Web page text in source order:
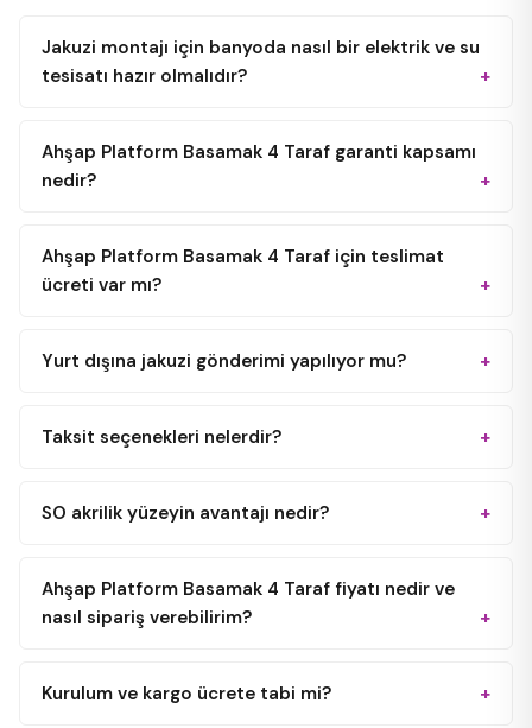
Jakuzi montajı için banyoda nasıl bir elektrik ve su
tesisatı hazır olmalıdır?
Ahşap Platform Basamak 4 Taraf garanti kapsamı
nedir?
Ahşap Platform Basamak 4 Taraf için teslimat
ücreti var mı?
Yurt dışına jakuzi gönderimi yapılıyor mu?
Taksit seçenekleri nelerdir?
SO akrilik yüzeyin avantajı nedir?
Ahşap Platform Basamak 4 Taraf fiyatı nedir ve
nasıl sipariş verebilirim?
Kurulum ve kargo ücrete tabi mi?